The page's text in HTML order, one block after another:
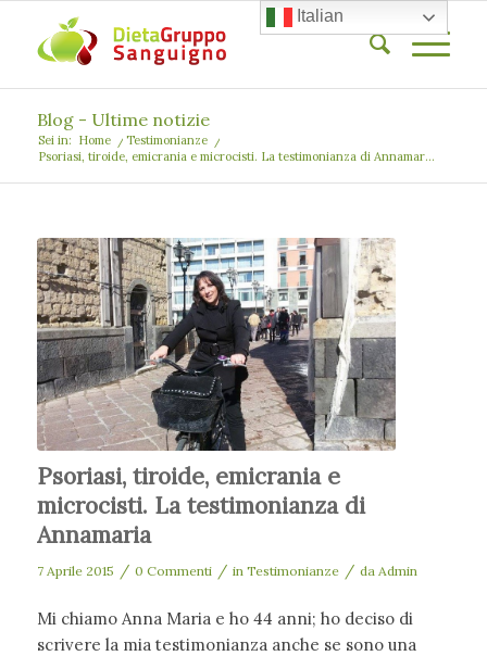
Blog - Ultime notizie
Sei in: Home / Testimonianze
/
Psoriasi, tiroide, emicrania e microcisti. La testimonianza di Annamar...
Psoriasi, tiroide, emicrania e
microcisti. La testimonianza di
Annamaria
7 Aprile 2015 / 0 Commenti / in Testimonianze / da Admin
Mi chiamo Anna Maria e ho 44 anni; ho deciso di
scrivere la mia testimonianza anche se sono una
Italian